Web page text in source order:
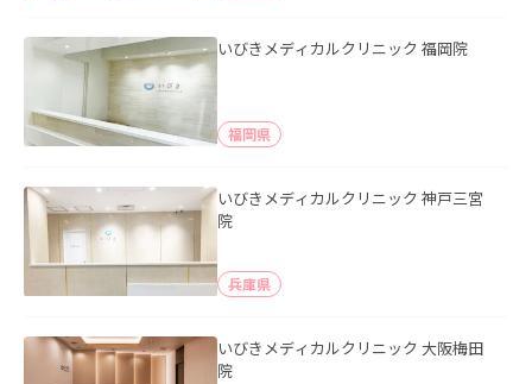
いびきメディカルクリニック 福岡院
福岡県
いびきメディカルクリニック 神戸三宮
院
兵庫県
いびきメディカルクリニック 大阪梅田
院